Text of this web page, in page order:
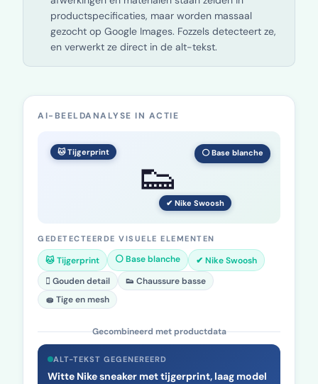
productspecificaties, maar worden massaal
gezocht op Google Images. Fozzels detecteert ze,
en verwerkt ze direct in de alt-tekst.
AI-BEELDANALYSE IN ACTIE
👟
🐱 Tijgerprint ⚪ Base blanche
✔ Nike Swoosh
GEDETECTEERDE VISUELE ELEMENTEN
🐱 Tijgerprint ⚪ Base blanche
✔ Nike Swoosh
🋹 Gouden detail
👟 Chaussure basse
🧽 Tige en mesh
Gecombineerd met productdata
ALT-TEKST GEGENEREERD
Witte Nike sneaker met tijgerprint, laag model